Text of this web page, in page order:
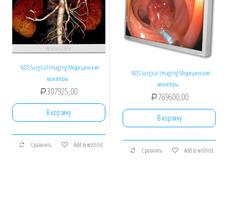
NDS Surgical Imaging Медицинские
мониторы
Р307925,00
В корзину
Сравнить Add to wishlist
NDS Surgical Imaging Медицинские
мониторы
Р769600,00
В корзину
Сравнить Add to wishlist